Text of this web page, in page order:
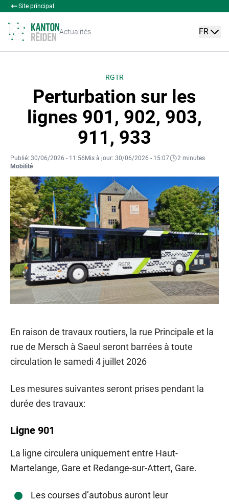
Site principal
Actualités FR
RGTR
Perturbation sur les
lignes 901, 902, 903,
911, 933
Publié: 30/06/2026 - 11:56Mis à jour: 30/06/2026 - 15:07
2 minutes
Mobilité
En raison de travaux routiers, la rue Principale et la
rue de Mersch à Saeul seront barrées à toute
circulation le samedi 4 juillet 2026
Les mesures suivantes seront prises pendant la
durée des travaux:
Ligne 901
La ligne circulera uniquement entre Haut-
Martelange, Gare et Redange-sur-Attert, Gare.
Les courses d’autobus auront leur